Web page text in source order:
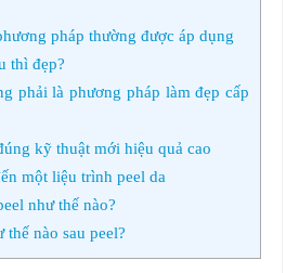
pháp thường được áp dụng
thì đẹp?
phải là phương pháp làm đẹp cấp
kỹ thuật mới hiệu quả cao
một liệu trình peel da
như thế nào?
nào sau peel?